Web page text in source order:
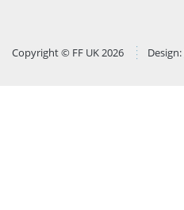
Copyright © FF UK 2026 Design: